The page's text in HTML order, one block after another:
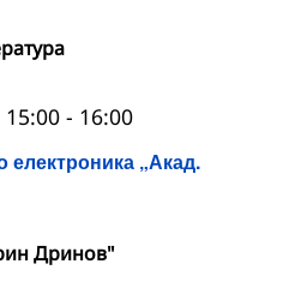
електроника „Акад.
15:00 - 16:00
Дринов"